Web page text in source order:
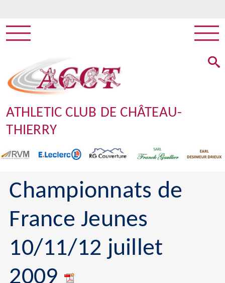
ATHLETIC CLUB DE CHÂTEAU-
THIERRY
Championnats de
France Jeunes
10/11/12 juillet
2009